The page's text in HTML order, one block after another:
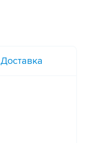
Доставка